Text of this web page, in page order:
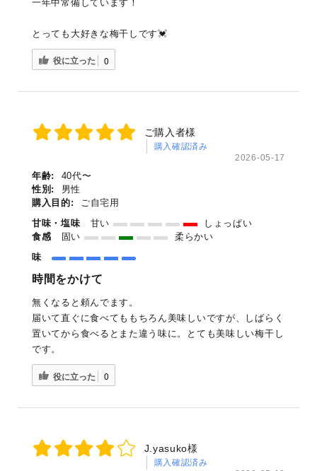
一年中常備しています！
とっても大好きな梅干しです💓
役に立った 0
ご購入者様
購入確認済み
2026-05-17
年齢:
40代〜
性別:
男性
購入目的:
ご自宅用
甘味・塩味
甘い
しょっぱい
食感
固い
柔らかい
味
時間をかけて
無くなると頼んでます。
届いて直ぐに食べてももちろん美味しいですが、しばらく
置いてから食べるとまた違う味に。とても美味しい梅干し
です。
役に立った 0
J.yasuko様
購入確認済み